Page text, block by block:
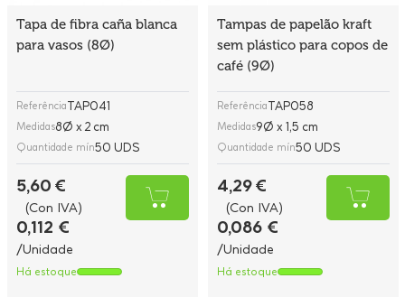
Tapa de fibra caña blanca
para vasos (8Ø)
ReferênciaTAP041
Medidas8Ø x 2 cm
Quantidade mín50 UDS
5,60 €
(Con IVA)
0,112 €
/Unidade
Há estoque
Tampas de papelão kraft
sem plástico para copos de
café (9Ø)
ReferênciaTAP058
Medidas9Ø x 1,5 cm
Quantidade mín50 UDS
4,29 €
(Con IVA)
0,086 €
/Unidade
Há estoque